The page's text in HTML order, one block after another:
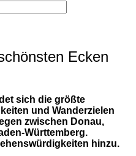
Ecken
sich die größte
und Wanderzielen
zwischen Donau,
Württemberg.
hinzu.